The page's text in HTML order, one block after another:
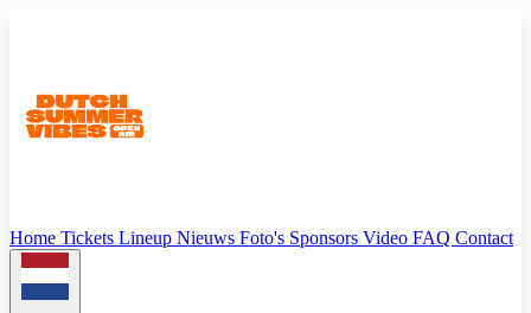
Home Tickets Lineup Nieuws Foto's Sponsors Video FAQ Contact